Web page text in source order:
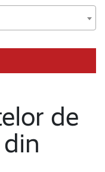
de